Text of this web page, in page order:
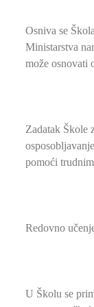
Osniva se
Ministarstva
može osnovati
Zadatak Škole
pomoći
Redovno
U Školu se